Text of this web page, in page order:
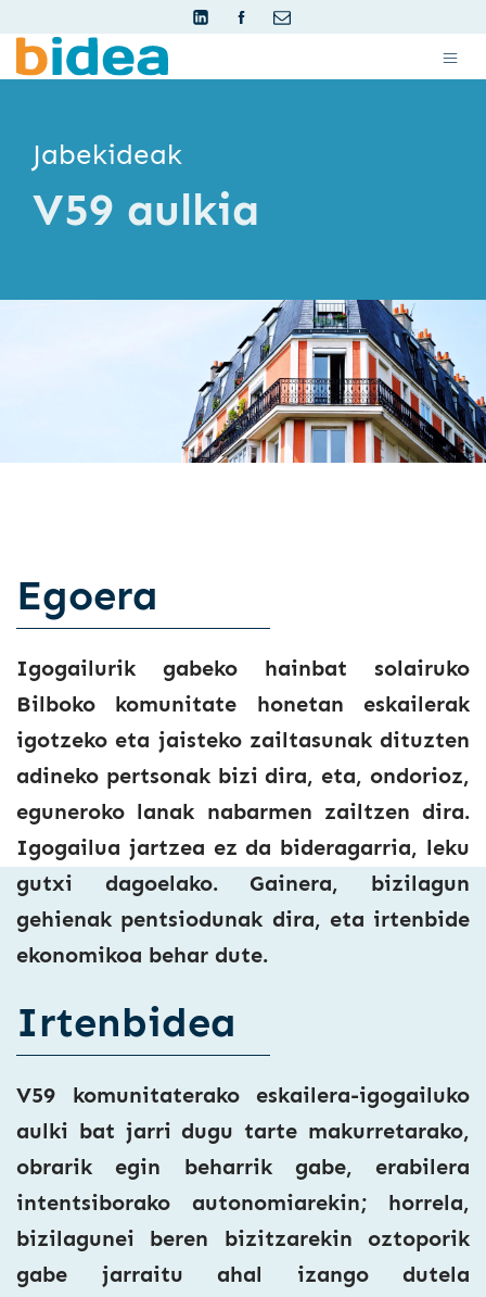
Jabekideak
V59 aulkia
Egoera
Igogailurik gabeko hainbat solairuko
Bilboko komunitate honetan eskailerak
igotzeko eta jaisteko zailtasunak dituzten
adineko pertsonak bizi dira, eta, ondorioz,
eguneroko lanak nabarmen zailtzen dira.
Igogailua jartzea ez da bideragarria, leku
gutxi dagoelako. Gainera, bizilagun
gehienak pentsiodunak dira, eta irtenbide
ekonomikoa behar dute.
Irtenbidea
V59 komunitaterako eskailera-igogailuko
aulki bat jarri dugu tarte makurretarako,
obrarik egin beharrik gabe, erabilera
intentsiborako autonomiarekin; horrela,
bizilagunei beren bizitzarekin oztoporik
gabe jarraitu ahal izango dutela